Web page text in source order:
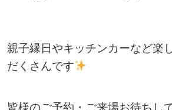
親子縁日やキッチンカーなど楽
だくさんです